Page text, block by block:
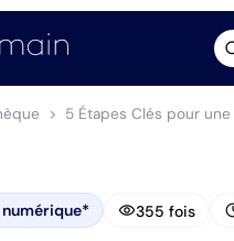
5 Étapes Clés pour
numérique* visibility355 fois